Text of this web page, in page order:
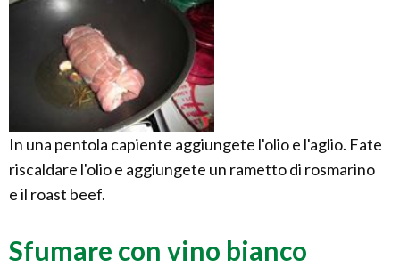
In una pentola capiente aggiungete l'olio e l'aglio. Fate
riscaldare l'olio e aggiungete un rametto di rosmarino
e il roast beef.
Sfumare con vino bianco